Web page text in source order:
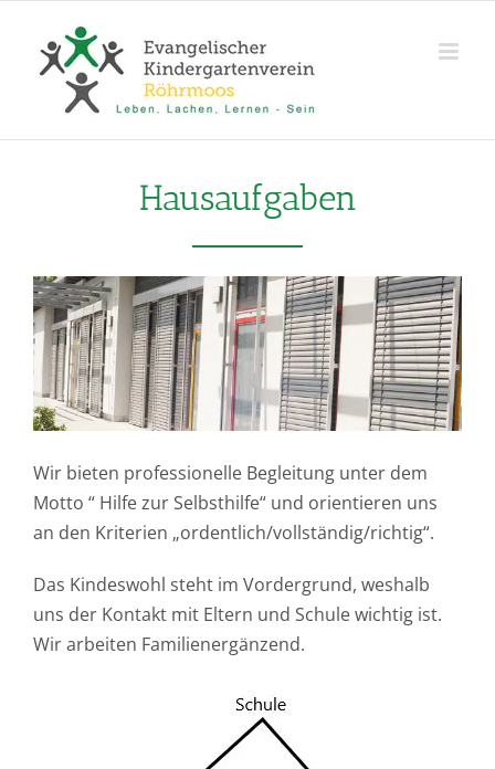
springen
Hausaufgaben
Wir bieten professionelle Begleitung unter dem
Motto “ Hilfe zur Selbsthilfe“ und orientieren uns
an den Kriterien „ordentlich/vollständig/richtig“.
Das Kindeswohl steht im Vordergrund, weshalb
uns der Kontakt mit Eltern und Schule wichtig ist.
Wir arbeiten Familienergänzend.